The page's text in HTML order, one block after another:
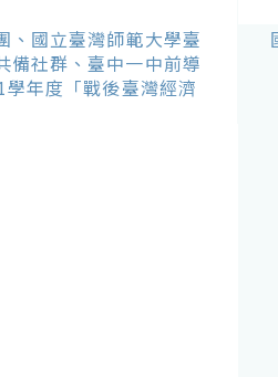
、國立臺灣師範大學臺
備社群、臺中一中前導
年度「戰後臺灣經濟